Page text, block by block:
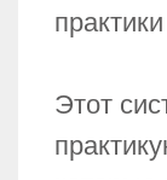
практики
Этот